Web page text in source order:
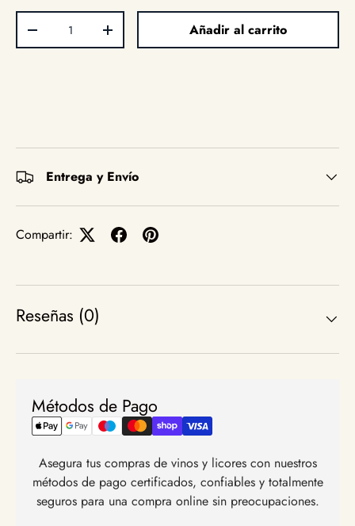
Disminuir cantidadAumentar la cantidadAñadir al carrito
Entrega y Envío
Compartir:
Reseñas (0)
Métodos de Pago
Asegura tus compras de vinos y licores con nuestros
métodos de pago certificados, confiables y totalmente
seguros para una compra online sin preocupaciones.